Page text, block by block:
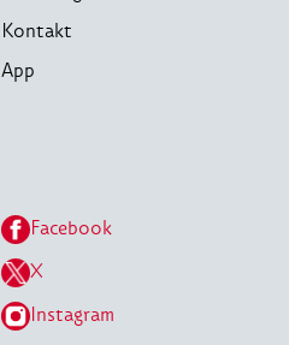
Kontakt
App
Facebook
X
Instagram